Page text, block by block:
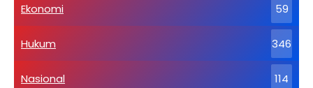
Ekonomi 59
Hukum 346
Nasional 114